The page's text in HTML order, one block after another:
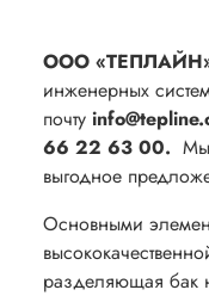
ООО
инженерных
почту
66 22 63 00. Мы
выгодное
Основными
разделяющая бак